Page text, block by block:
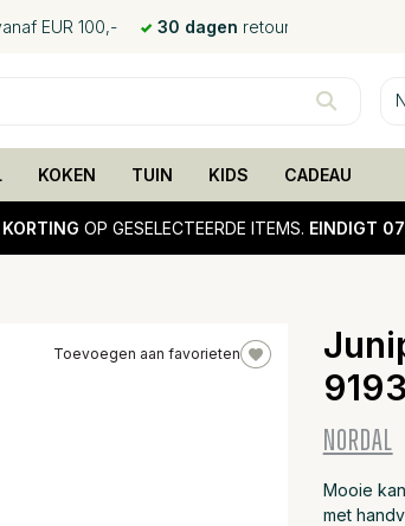
EUR 100,- 30 dagen retour
KOKEN TUIN KIDS CADEAU
OP GESELECTEERDE ITEMS. EINDIGT
Toevoegen aan favorieten
25%
sale
9193
NORDAL
Mooie
met